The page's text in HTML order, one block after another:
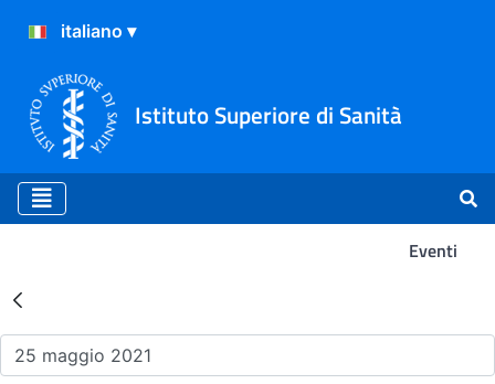
Istituto Superiore di Sanità
Eventi
Risultati della Ricerca -